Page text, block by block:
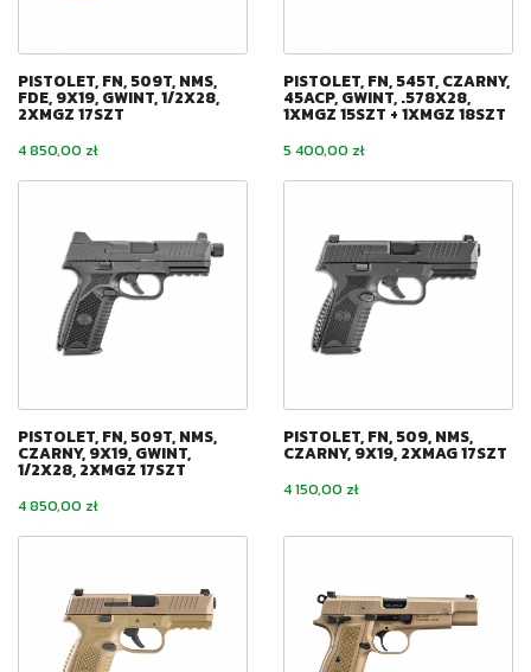
PISTOLET, FN, 509T, NMS,
FDE, 9X19, GWINT, 1/2X28,
2XMGZ 17SZT
Cena
4 850,00 zł
PISTOLET, FN, 545T, CZARNY,
45ACP, GWINT, .578X28,
1XMGZ 15SZT + 1XMGZ 18SZT
Cena
5 400,00 zł
PISTOLET, FN, 509T, NMS,
CZARNY, 9X19, GWINT,
1/2X28, 2XMGZ 17SZT
Cena
4 850,00 zł
PISTOLET, FN, 509, NMS,
CZARNY, 9X19, 2XMAG 17SZT
Cena
4 150,00 zł